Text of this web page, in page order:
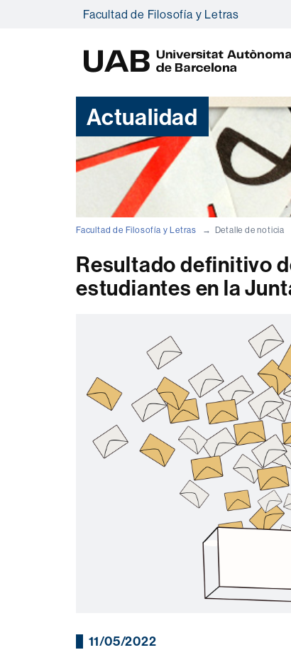
Facultad de Filosofía y Letras
A
Actualidad
Facultad de Filosofía y Letras Detalle de noticia
Resultado definitivo
estudiantes en la
11/05/2022